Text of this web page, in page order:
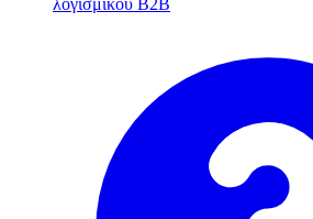
λογισμικού B2B